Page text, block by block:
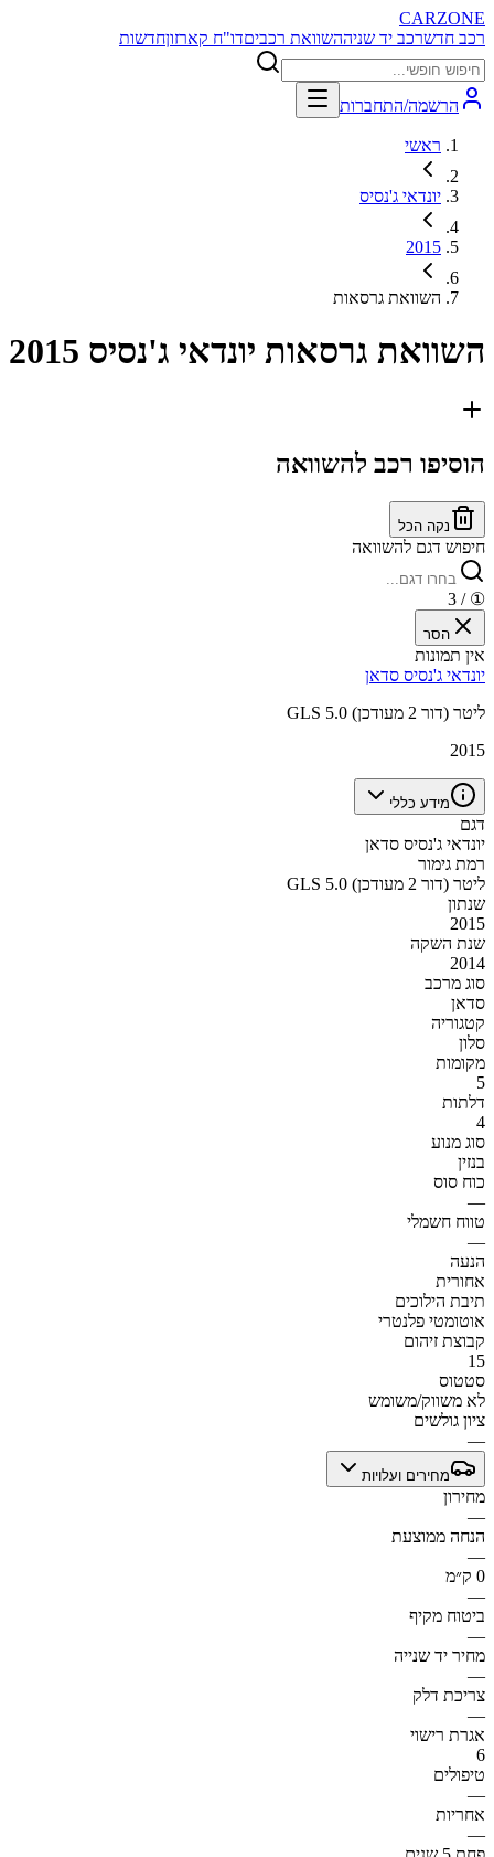
CARZONE
רכב חדשרכב יד שניההשוואת רכביםדו"ח קארזוןחדשות
הרשמה/התחברות
ראשי
יונדאי ג'נסיס
2015
השוואת גרסאות
השוואת גרסאות יונדאי ג'נסיס 2015
הוסיפו רכב להשוואה
נקה הכל
חיפוש דגם להשוואה
①
/ 3
הסר
אין תמונות
יונדאי ג'נסיס סדאן
GLS 5.0 ליטר (דור 2 מעודכן)
2015
מידע כללי
דגם
יונדאי ג'נסיס סדאן
רמת גימור
GLS 5.0 ליטר (דור 2 מעודכן)
שנתון
2015
שנת השקה
2014
סוג מרכב
סדאן
קטגוריה
סלון
מקומות
5
דלתות
4
סוג מנוע
בנזין
כוח סוס
—
טווח חשמלי
—
הנעה
אחורית
תיבת הילוכים
אוטומטי פלנטרי
קבוצת זיהום
15
סטטוס
לא משווק/משומש
ציון גולשים
—
מחירים ועלויות
מחירון
—
הנחה ממוצעת
—
0 ק״מ
—
ביטוח מקיף
—
מחיר יד שנייה
—
צריכת דלק
—
אגרת רישוי
6
טיפולים
—
אחריות
—